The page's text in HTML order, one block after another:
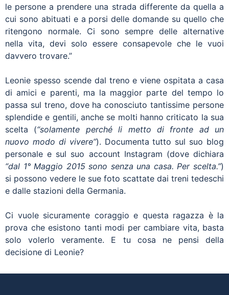
le persone a prendere una strada differente da quella a
cui sono abituati e a porsi delle domande su quello che
ritengono normale. Ci sono sempre delle alternative
nella vita, devi solo essere consapevole che le vuoi
davvero trovare.”
Leonie spesso scende dal treno e viene ospitata a casa
di amici e parenti, ma la maggior parte del tempo lo
passa sul treno, dove ha conosciuto tantissime persone
splendide e gentili, anche se molti hanno criticato la sua
scelta (“solamente perché li metto di fronte ad un
nuovo modo di vivere”). Documenta tutto sul suo blog
personale e sul suo account Instagram (dove dichiara
“dal 1° Maggio 2015 sono senza una casa. Per scelta.”)
si possono vedere le sue foto scattate dai treni tedeschi
e dalle stazioni della Germania.
Ci vuole sicuramente coraggio e questa ragazza è la
prova che esistono tanti modi per cambiare vita, basta
solo volerlo veramente. E tu cosa ne pensi della
decisione di Leonie?